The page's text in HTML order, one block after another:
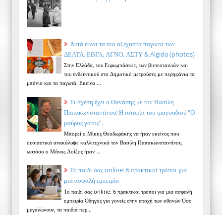
Αυτά είναι τα πιο αξέχαστα παγωτά των
ΔΕΛΤΑ, ΕΒΓΑ, ΑΓΝΟ, ΑΣΤΥ & Algida (photos)
Στην Ελλάδα, του Ευρωμπάσκετ, των βιντεοταινιών και
του ενδεικτικού στο Δημοτικό μετρούσες με περηφάνια τα
μπάνια και τα παγωτά. Εκείνα ...
Τι σχέση έχει ο Θανάσης με τον Βασίλη
Παπακωνσταντίνου; Η ιστορία του τραγουδιού “Ο
μαύρος γάτος”.
Μπορεί ο Μίκης Θεοδωράκης να ήταν εκείνος που
ουσιαστικά ανακάλυψε καλλιτεχνικά τον Βασίλη Παπακωνσταντίνου,
ωστόσο ο Μάνος Λοΐζος ήταν ...
Το παιδί σας online: 6 πρακτικοί τρόποι για
μια ασφαλή εμπειρία
Το παιδί σας online: 6 πρακτικοί τρόποι για μια ασφαλή
εμπειρία Οδηγός για γονείς στην εποχή των οθονών Όσο
μεγαλώνουν, τα παιδιά περ...